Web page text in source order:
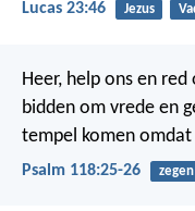
Lucas 23:46 Jezus
Heer, help ons en red
bidden om vrede en
tempel komen omdat
Psalm 118:25-26 zegen